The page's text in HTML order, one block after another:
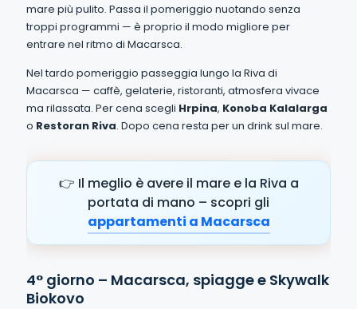
mare più pulito. Passa il pomeriggio nuotando senza
troppi programmi — è proprio il modo migliore per
entrare nel ritmo di Macarsca.
Nel tardo pomeriggio passeggia lungo la Riva di
Macarsca — caffè, gelaterie, ristoranti, atmosfera vivace
ma rilassata. Per cena scegli Hrpina, Konoba Kalalarga
o Restoran Riva. Dopo cena resta per un drink sul mare.
👉 Il meglio è avere il mare e la Riva a
portata di mano – scopri gli
appartamenti a Macarsca
4° giorno – Macarsca, spiagge e Skywalk
Biokovo